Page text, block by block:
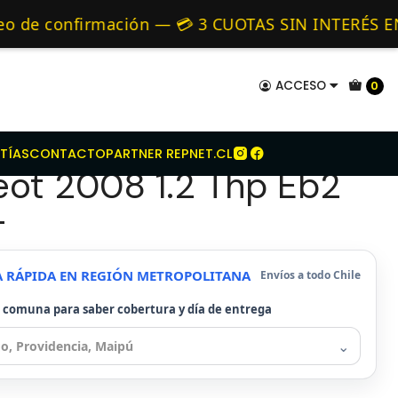
ACCESO 0
💳 3 CUOTAS SIN INTERÉS EN
CONTACTOPARTNER REPNET.CL
de 24 hrs hábiles.
Kit De Embrague Para Peugeot 2008 1.2 Thp Eb2 2015-
Envíos diariamente a todo Chile — 💳
Embrague Para
2008 1.2 Thp Eb2
RÁPIDA EN REGIÓN METROPOLITANA Envíos a todo Chile
comuna para saber cobertura y día de entrega
⌄